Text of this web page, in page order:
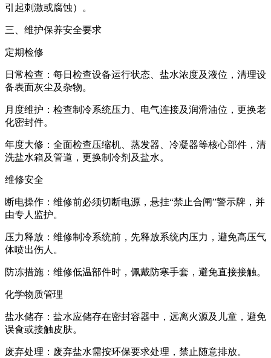
引起刺激或腐蚀）。
三、维护保养安全要求
定期检修
日常检查：每日检查设备运行状态、盐水浓度及液位，清理设
备表面灰尘及杂物。
月度维护：检查制冷系统压力、电气连接及润滑油位，更换老
化密封件。
年度大修：全面检查压缩机、蒸发器、冷凝器等核心部件，清
洗盐水箱及管道，更换制冷剂及盐水。
维修安全
断电操作：维修前必须切断电源，悬挂“禁止合闸”警示牌，并
由专人监护。
压力释放：维修制冷系统前，先释放系统内压力，避免高压气
体喷出伤人。
防冻措施：维修低温部件时，佩戴防寒手套，避免直接接触。
化学物质管理
盐水储存：盐水应储存在密封容器中，远离火源及儿童，避免
误食或接触皮肤。
废弃处理：废弃盐水需按环保要求处理，禁止随意排放。